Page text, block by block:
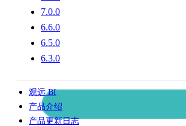
7.0.0
6.6.0
6.5.0
6.3.0
观远 BI
产品介绍
产品更新日志